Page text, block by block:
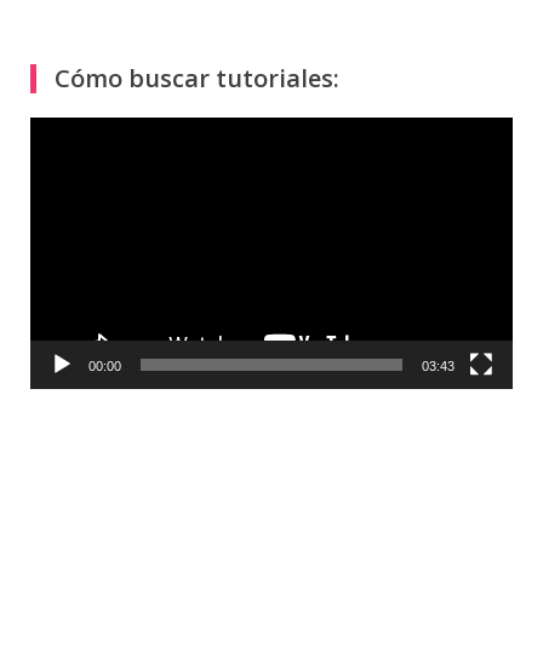
Cómo buscar tutoriales:
00:00 03:43